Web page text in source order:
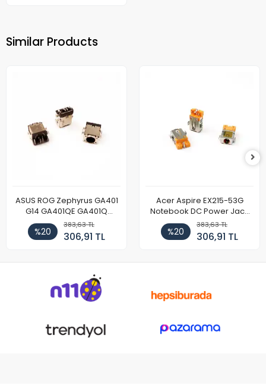
Similar Products
ASUS ROG Zephyrus GA401
G14 GA401QE GA401Q
GA402 GA402R GA402RK
HQ058T GA503QR GA503QS
GA503QM GA503QE GX650
Soketi
%20
383,63 TL
306,91 TL
Acer Aspire EX215-53G
Notebook DC Power Jack
Soket
%20
383,63 TL
306,91 TL